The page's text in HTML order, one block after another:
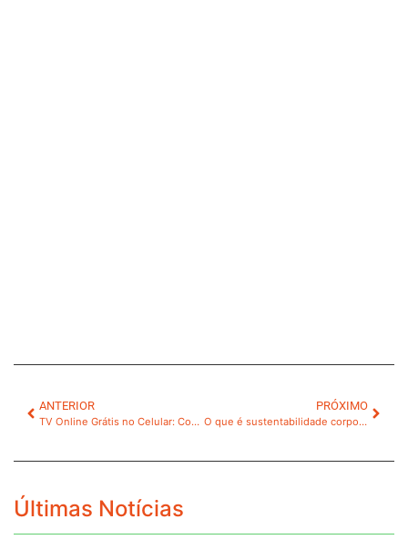
ANTERIOR
TV Online Grátis no Celular: Como Assistir e Dicas Imperdíveis
PRÓXIMO
O que é sustentabilidade corporativa e como aplicar?
Últimas Notícias